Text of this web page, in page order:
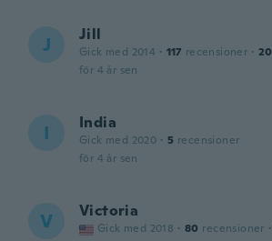
J Jill
Gick med 2014 · 117 recensioner · 20
för 4 år sen
I India
Gick med 2020 · 5 recensioner
för 4 år sen
V Victoria
Gick med 2018 · 80 recensioner ·